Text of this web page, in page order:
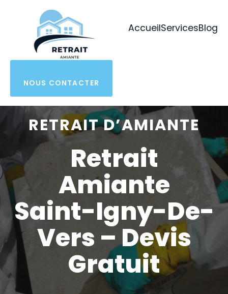
AccueilServicesBlog
NOUS CONTACTER
RETRAIT D’AMIANTE
Retrait
Amiante
Saint-Igny-De-
Vers – Devis
Gratuit